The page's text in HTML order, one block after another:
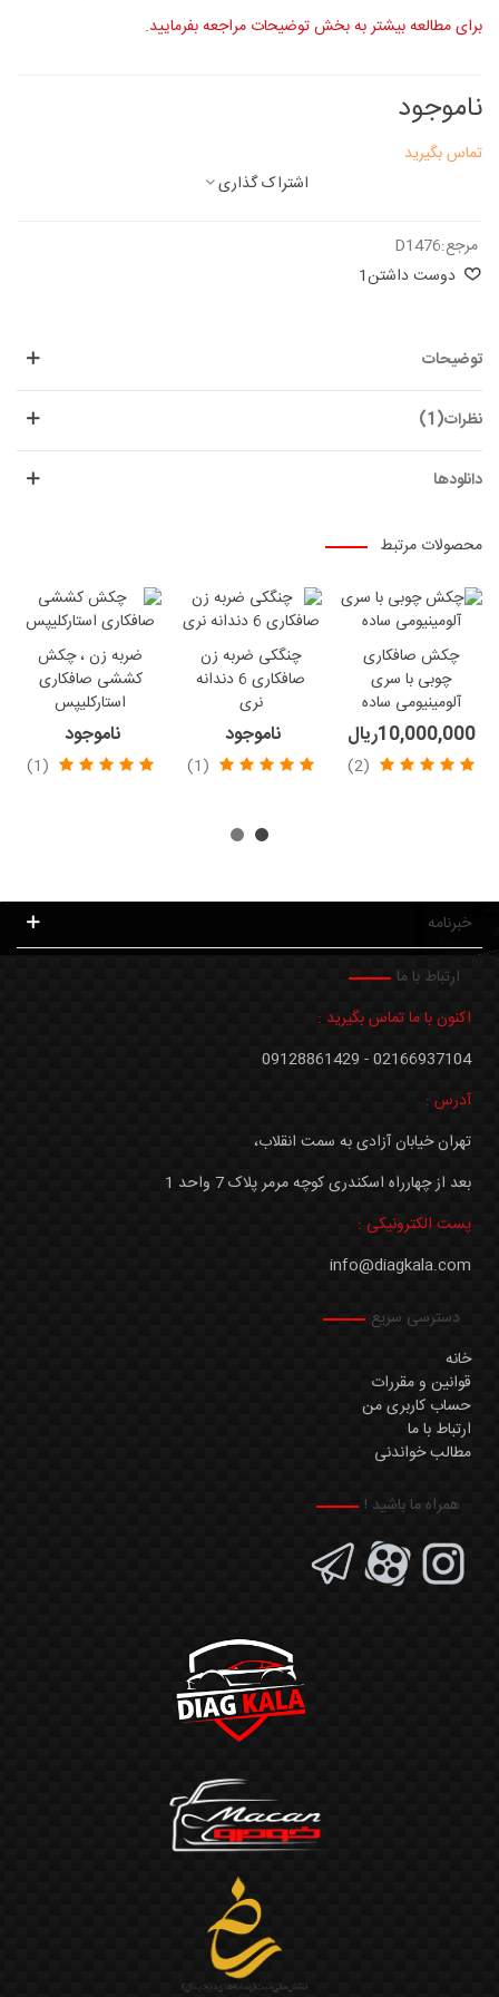
برای مطالعه بیشتر به بخش توضیحات مراجعه بفرمایید.
ناموجود
تماس بگیرید
اشتراک گذاری
مرجع:D1476
دوست داشتن1
توضیحات
نظرات(1)
دانلودها
محصولات مرتبط
چکش صافکاری
چوبی با سری
آلومینیومی ساده
10,000,000ریال
(2)
چنگکی ضربه زن
صافکاری 6 دندانه
نری
ناموجود
(1)
ضربه زن ، چکش
کششی صافکاری
استارکلیپس
ناموجود
(1)
خبرنامه
ارتباط با ما
اکنون با ما تماس بگیرید :
02166937104 - 09128861429
آدرس :
تهران خیابان آزادی به سمت انقلاب،
بعد از چهارراه اسکندری کوچه مرمر پلاک 7 واحد 1
پست الکترونیکی :
info@diagkala.com
دسترسی سریع
خانه
قوانین و مقررات
حساب کاربری من
ارتباط با ما
مطالب خواندنی
همراه ما باشید !